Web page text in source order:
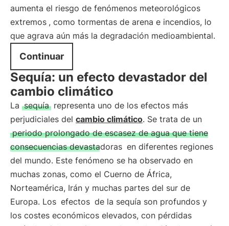
aumenta el riesgo de fenómenos meteorológicos
extremos , como tormentas de arena e incendios, lo
que agrava aún más la degradación medioambiental.
Continuar
Sequía: un efecto devastador del
cambio climático
La sequía representa uno de los efectos más
perjudiciales del cambio climático. Se trata de un
periodo prolongado de escasez de agua que tiene
consecuencias devastadoras en diferentes regiones
del mundo. Este fenómeno se ha observado en
muchas zonas, como el Cuerno de África,
Norteamérica, Irán y muchas partes del sur de
Europa. Los efectos de la sequía son profundos y
los costes económicos elevados, con pérdidas